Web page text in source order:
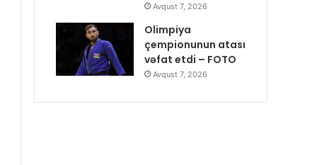
Avqust 7, 2026
Olimpiya
çempionunun atası
vəfat etdi – FOTO
Avqust 7, 2026